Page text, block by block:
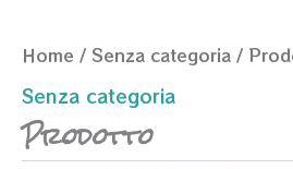
Home / Senza categoria /
Senza categoria
Prodotto